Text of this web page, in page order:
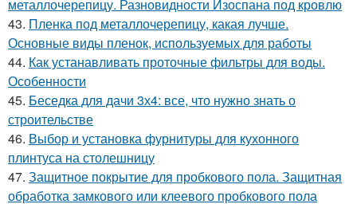
металлочерепицу. Разновидности Изоспана под кровлю
43. Пленка под металлочерепицу, какая лучше.
Основные виды пленок, используемых для работы
44. Как устанавливать проточные фильтры для воды.
Особенности
45. Беседка для дачи 3х4: все, что нужно знать о
строительстве
46. Выбор и установка фурнитуры для кухонного
плинтуса на столешницу
47. Защитное покрытие для пробкового пола. Защитная
обработка замкового или клеевого пробкового пола